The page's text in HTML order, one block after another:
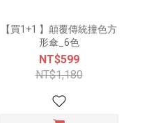
【買1+1 】顛覆傳統撞色方
形傘_6色
NT$599
NT$1,180